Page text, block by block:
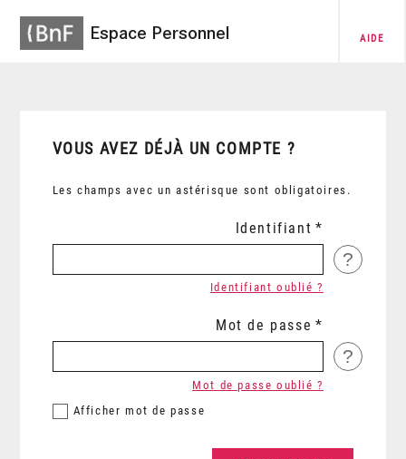
Espace Personnel AIDE
VOUS AVEZ DÉJÀ UN COMPTE ?
Les champs avec un astérisque sont obligatoires.
Identifiant
?
Identifiant oublié ?
Mot de passe
?
Afficher mot de passe
Mot de passe oublié ?